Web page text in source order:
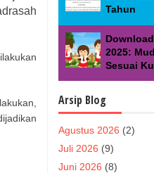
Tahun
2025:
Sesuai
Arsip Blog
Agustus 2026 (2)
Juli 2026 (9)
Juni 2026 (8)